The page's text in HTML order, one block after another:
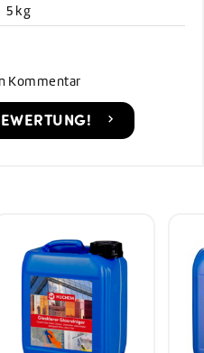
5 kg
Kommentar